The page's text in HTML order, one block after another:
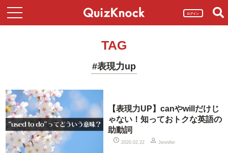
ログイン
TAG
#表現力up
【表現力UP】canやwillだけじ
ゃない！知っておトクな英語の
助動詞
2020.02.22 Jennifer